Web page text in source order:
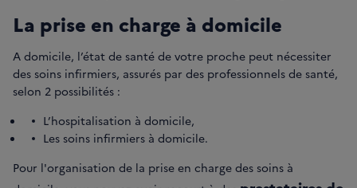
La prise en charge à domicile
A domicile, l’état de santé de votre proche peut nécessiter
des soins infirmiers, assurés par des professionnels de santé,
selon 2 possibilités :
L’hospitalisation à domicile,
Les soins infirmiers à domicile.
Pour l'organisation de la prise en charge des soins à